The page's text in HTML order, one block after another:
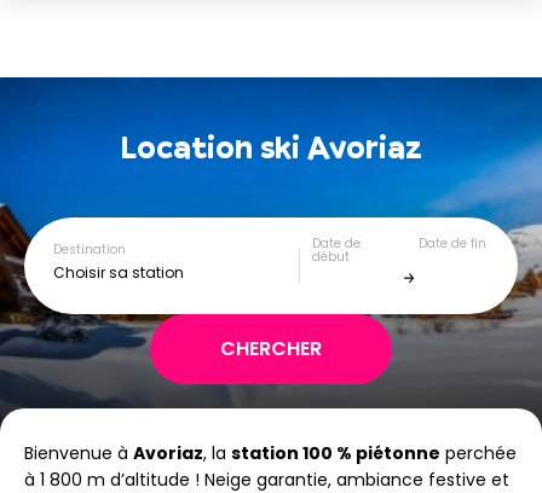
Location ski Avoriaz
Destination
Choisir sa station
Date de
début
Date de fin
Bienvenue à Avoriaz, la station 100 % piétonne perchée
à 1 800 m d’altitude ! Neige garantie, ambiance festive et